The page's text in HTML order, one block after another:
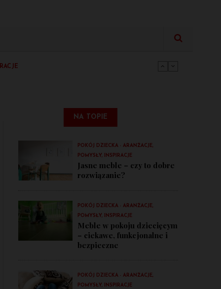
NA TOPIE
POKÓJ DZIECKA - ARANŻACJE,
POMYSŁY, INSPIRACJE
Jasne meble – czy to dobre
rozwiązanie?
POKÓJ DZIECKA - ARANŻACJE,
POMYSŁY, INSPIRACJE
Meble w pokoju dziecięcym
– ciekawe, funkcjonalne i
bezpieczne
POKÓJ DZIECKA - ARANŻACJE,
POMYSŁY, INSPIRACJE